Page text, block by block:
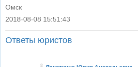
Омск
|
2018-08-08 15:51:43
Ответы юристов